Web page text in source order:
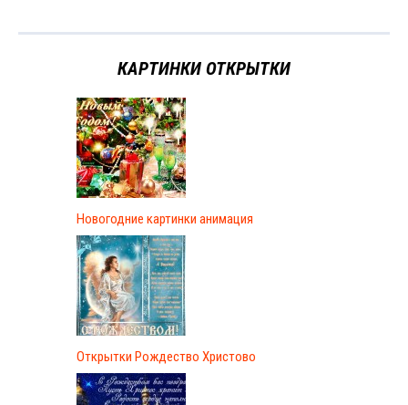
КАРТИНКИ ОТКРЫТКИ
Новогодние картинки анимация
Открытки Рождество Христово